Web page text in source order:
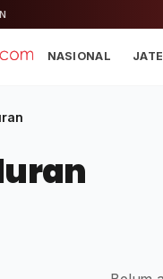
NASIONAL